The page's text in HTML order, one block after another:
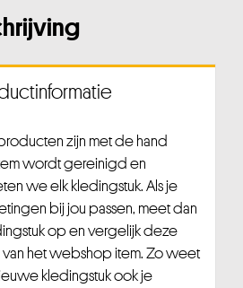
zijn met de hand
wordt gereinigd en
we elk kledingstuk. Als je
bij jou passen, meet dan
op en vergelijk deze
het webshop item. Zo weet
kledingstuk ook je